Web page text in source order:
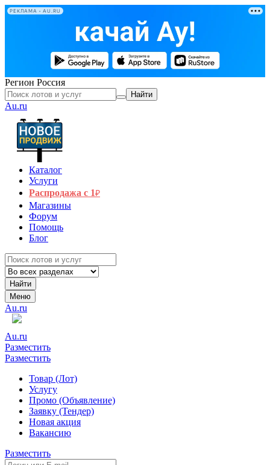
РЕКЛАМА • AU.RU
Регион Россия
Найти
Au.ru
Каталог
Услуги
Распродажа с 1₽
Магазины
Форум
Помощь
Блог
Найти
Меню
Au.ru
Au.ru
Разместить
Разместить
Товар (Лот)
Услугу
Промо (Объявление)
Заявку (Тендер)
Новая акция
Вакансию
Разместить